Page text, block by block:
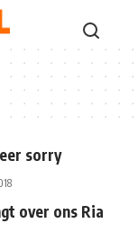
sorry
over ons Ria